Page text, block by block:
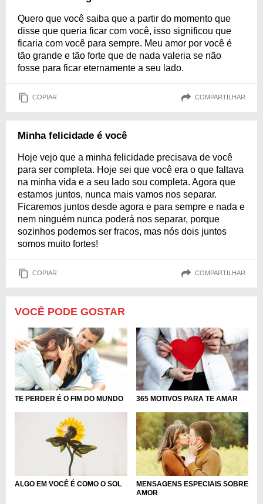
Quero que você saiba que a partir do momento que
disse que queria ficar com você, isso significou que
ficaria com você para sempre. Meu amor por você é
tão grande e tão forte que de nada valeria se não
fosse para ficar eternamente a seu lado.
COPIAR COMPARTILHAR
Minha felicidade é você
Hoje vejo que a minha felicidade precisava de você
para ser completa. Hoje sei que você era o que faltava
na minha vida e a seu lado sou completa. Agora que
estamos juntos, nunca mais vamos nos separar.
Ficaremos juntos desde agora e para sempre e nada e
nem ninguém nunca poderá nos separar, porque
sozinhos podemos ser fracos, mas nós dois juntos
somos muito fortes!
COPIAR COMPARTILHAR
VOCÊ PODE GOSTAR
TE PERDER É O FIM DO MUNDO 365 MOTIVOS PARA TE AMAR
ALGO EM VOCÊ É COMO O SOL
MENSAGENS ESPECIAIS SOBRE
AMOR